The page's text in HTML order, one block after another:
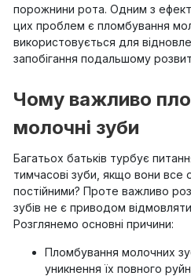
порожнини рота. Одним з
цих проблем є пломбування
використовується для
запобігання подальшому
Чому важливо
молочні зуби
Багатьох батьків турбує
тимчасові зуби, якщо вони все
постійними? Проте важливо
зубів не є приводом
Розглянемо основні причини:
Пломбування молочних
уникнення їх повного